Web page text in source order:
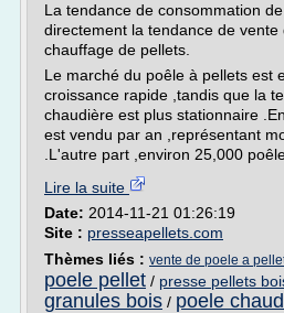
La tendance de consommation
directement la tendance de vente
chauffage de pellets.
Le marché du poêle à pellets est
croissance rapide ,tandis que la
chaudière est plus stationnaire
est vendu par an ,représentant
.L'autre part ,environ 25,000
Lire la suite
Date: 2014-11-21 01:26:19
Site : presseapellets.com
Thèmes liés : vente de poele a
poele pellet / presse pellets
granules bois / poele